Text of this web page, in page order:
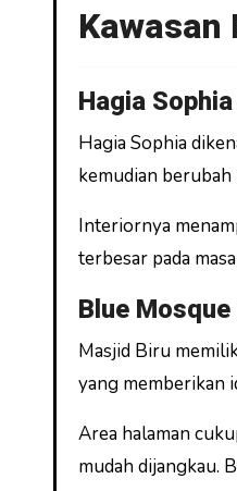
Hagia
Hagia Sophia
kemudian berubah
Interiornya
terbesar pada
Blue
Masjid Biru
yang memberikan
Area halaman
mudah dijangkau.